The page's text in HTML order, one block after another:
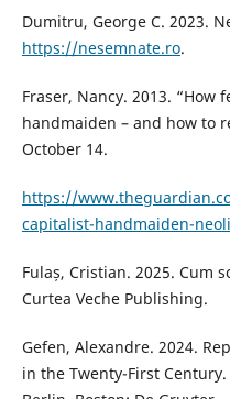
Dumitru, George C. 2023.
https://nesemnate.ro.
Fraser, Nancy. 2013. “How
handmaiden – and how to
October 14.
https://
capitalist-handmaiden-
Fulaș, Cristian. 2025. Cum
Curtea Veche Publishing.
Gefen, Alexandre. 2024.
in the Twenty-First